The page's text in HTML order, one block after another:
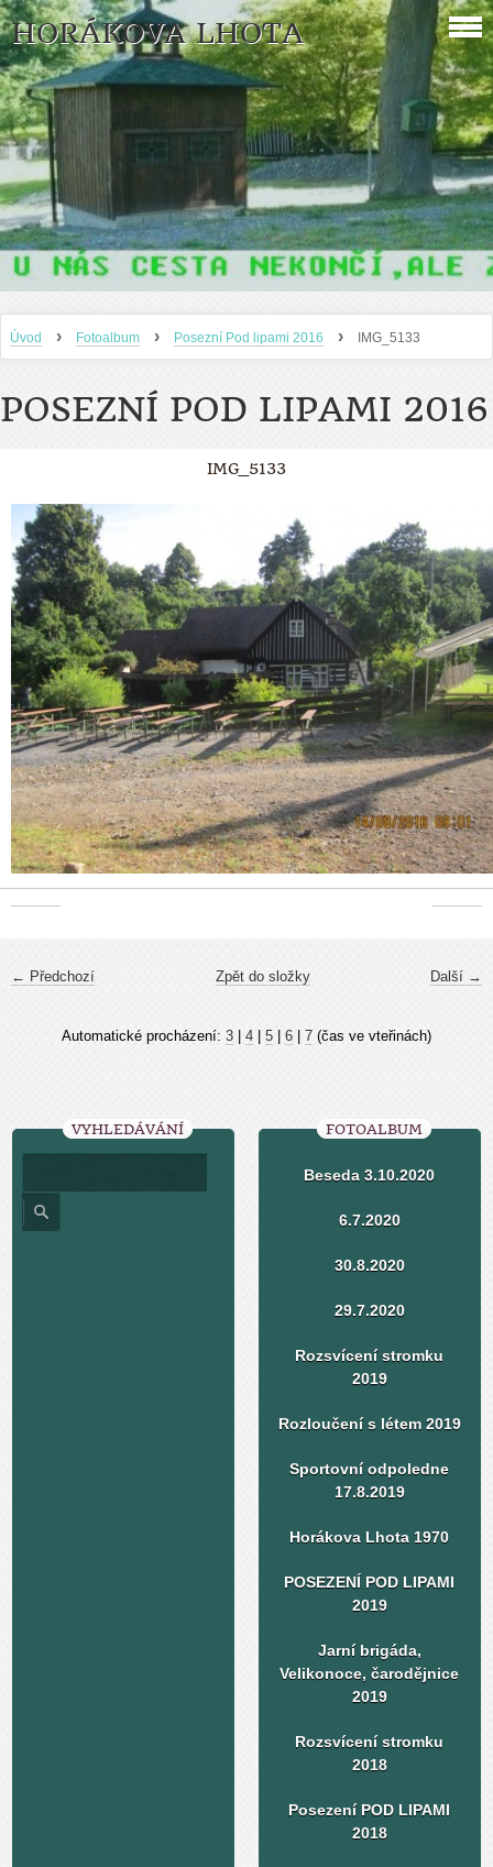
HORÁKOVA LHOTA
Úvod › Fotoalbum › Posezní Pod lipami 2016 › IMG_5133
POSEZNÍ POD LIPAMI 2016
IMG_5133
← Předchozí Další →
Zpět do složky
Automatické procházení: 3 4 5 6 7 (čas ve vteřinách)
VYHLEDÁVÁNÍ FOTOALBUM
Beseda 3.10.2020
6.7.2020
30.8.2020
29.7.2020
Rozsvícení stromku
2019
Rozloučení s létem 2019
Sportovní odpoledne
17.8.2019
Horákova Lhota 1970
POSEZENÍ POD LIPAMI
2019
Jarní brigáda,
Velikonoce, čarodějnice
2019
Rozsvícení stromku
2018
Posezení POD LIPAMI
2018